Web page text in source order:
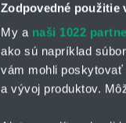
Zodpovedné použitie
My a naši 1022
ako sú napríklad
vám mohli poskytovať
a vývoj produktov.